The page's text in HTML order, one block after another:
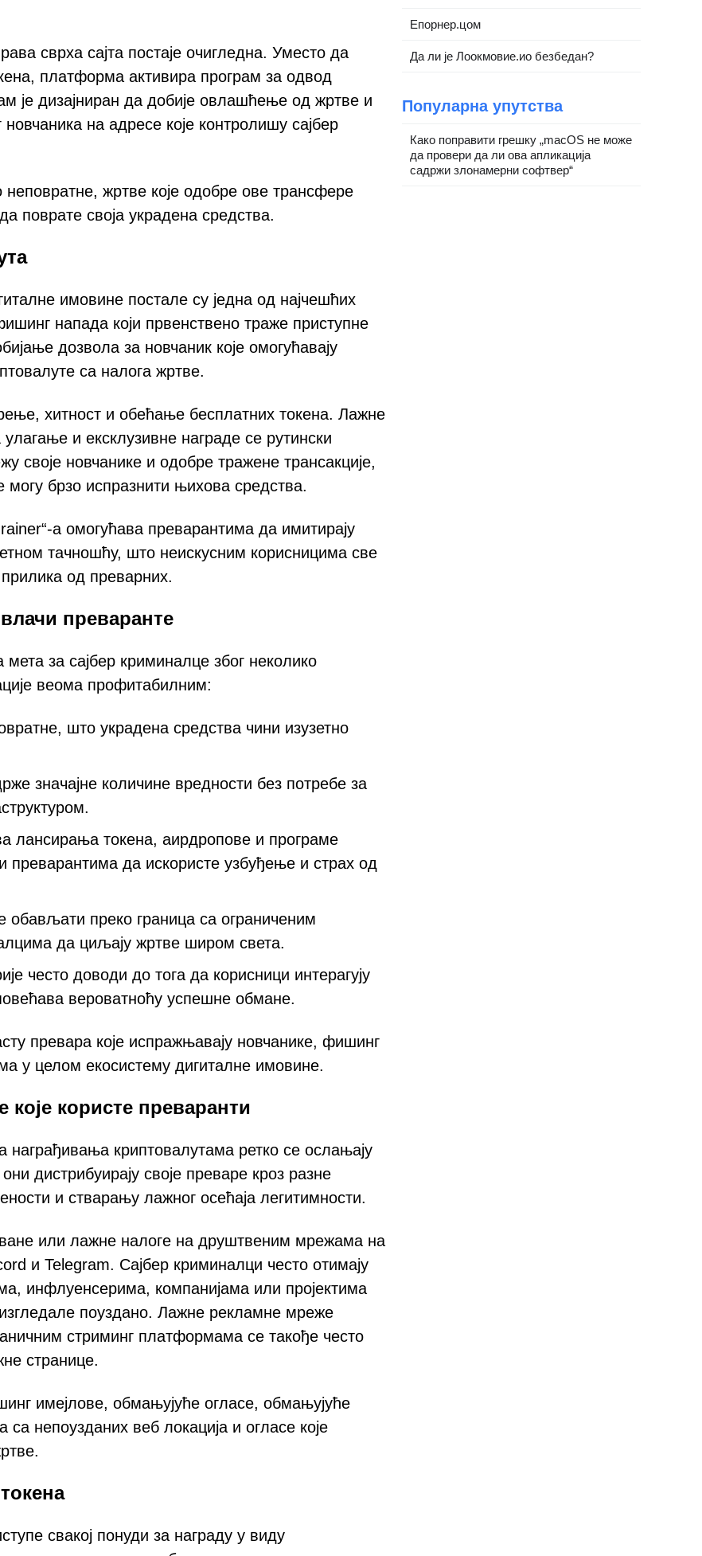
сврха сајта постаје очигледна. Уместо да
платформа активира програм за одвод
је дизајниран да добије овлашћење од жртве и
на адресе које контролишу сајбер
неповратне, жртве које одобре ове трансфере
поврате своја украдена средства.
имовине постале су једна од најчешћих
напада који првенствено траже приступне
дозвола за новчаник које омогућавају
са налога жртве.
хитност и обећање бесплатних токена. Лажне
и ексклузивне награде се рутински
своје новчанике и одобре тражене трансакције,
брзо испразнити њихова средства.
а омогућава преварантима да имитирају
тачношћу, што неискусним корисницима све
од преварних.
преваранте
за сајбер криминалце због неколико
веома профитабилним:
што украдена средства чини изузетно
значајне количине вредности без потребе за
лансирања токена, аирдропове и програме
преварантима да искористе узбуђење и страх од
обављати преко граница са ограниченим
да циљају жртве широм света.
често доводи до тога да корисници интерагују
вероватноћу успешне обмане.
превара које испражњавају новчанике, фишинг
у целом екосистему дигиталне имовине.
које користе преваранти
награђивања криптовалутама ретко се ослањају
дистрибуирају своје преваре кроз разне
и стварању лажног осећаја легитимности.
или лажне налоге на друштвеним мрежама на
и Telegram. Сајбер криминалци често отимају
инфлуенсерима, компанијама или пројектима
поуздано. Лажне рекламне мреже
стриминг платформама се такође често
странице.
имејлове, обмањујуће огласе, обмањујуће
непоузданих веб локација и огласе које
свакој понуди за награду у виду
Епорнер.цом
Да ли је Лоокмовие.ио безбедан?
Популарна упутства
Како поправити грешку „macOS не може
да провери да ли ова апликација
садржи злонамерни софтвер“